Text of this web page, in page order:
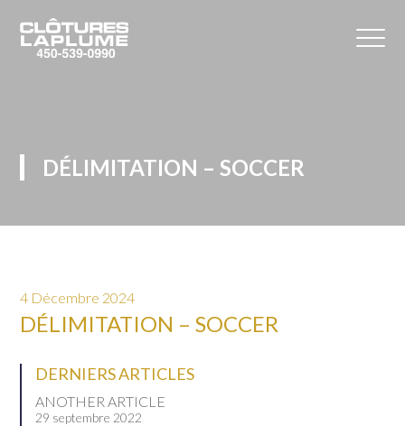
DÉLIMITATION – SOCCER
4 Décembre 2024
DÉLIMITATION – SOCCER
DERNIERS ARTICLES
ANOTHER ARTICLE
29 septembre 2022